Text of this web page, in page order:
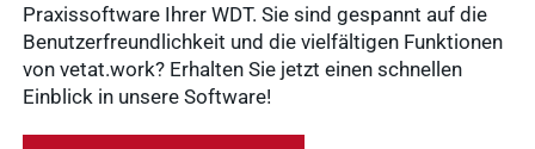
Praxissoftware Ihrer WDT. Sie sind gespannt auf die
Benutzerfreundlichkeit und die vielfältigen Funktionen
von vetat.work? Erhalten Sie jetzt einen schnellen
Einblick in unsere Software!